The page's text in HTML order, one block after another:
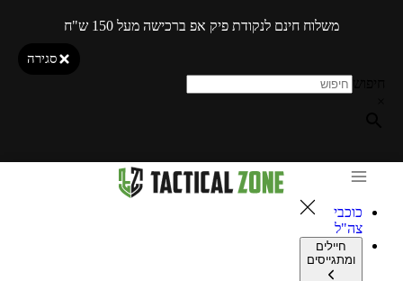
משלוח חינם לנקודת פיק אפ ברכישה מעל 150 ש"ח
סגירה
כוכבי
צה"ל
חיילים
ומתגייסים